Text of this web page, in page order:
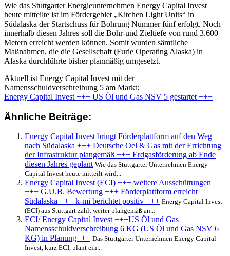
Wie das Stuttgarter Energieunternehmen Energy Capital Invest
heute mitteilte ist im Fördergebiet „Kitchen Light Units“ in
Südalaska der Startschuss für Bohrung Nummer fünf erfolgt. Noch
innerhalb diesen Jahres soll die Bohr-und Zieltiefe von rund 3.600
Metern erreicht werden können. Somit wurden sämtliche
Maßnahmen, die die Gesellschaft (Furie Operating Alaska) in
Alaska durchführte bisher planmäßig umgesetzt.
Aktuell ist Energy Capital Invest mit der
Namensschuldverschreibung 5 am Markt:
Energy Capital Invest +++ US Öl und Gas NSV 5 gestartet +++
Ähnliche Beiträge:
Energy Capital Invest bringt Förderplattform auf den Weg
nach Südalaska +++ Deutsche Oel & Gas mit der Errichtung
der Infrastruktur plangemäß +++ Erdgasförderung ab Ende
diesen Jahres geplant Wie das Stuttgarter Unternehmen Energy
Capital Invest heute mitteilt wird...
Energy Capital Invest (ECI) +++ weitere Ausschüttungen
+++ G.U.B. Bewertung +++ Förderplattform erreicht
Südalaska +++ k-mi berichtet positiv +++ Energy Capital Invest
(ECI) aus Stuttgart zahlt weiter plangemäß an...
ECI/ Energy Capital Invest +++US Öl und Gas
Namensschuldverschreibung 6 KG (US Öl und Gas NSV 6
KG) in Planung+++ Das Stuttgarter Unternehmen Energy Capital
Invest, kurz ECI, plant ein...